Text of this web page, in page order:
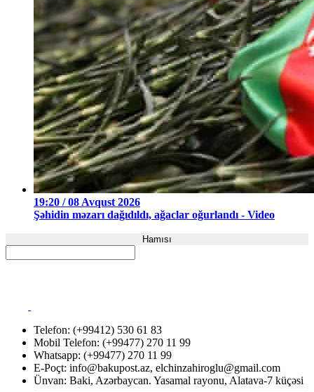
19:20 / 08 Avqust 2026
Şəhidin məzarı dağıdıldı, ağaclar oğurlandı - Video
Hamısı
Telefon: (+99412) 530 61 83
Mobil Telefon: (+99477) 270 11 99
Whatsapp: (+99477) 270 11 99
E-Poçt: info@bakupost.az, elchinzahiroglu@gmail.com
Ünvan: Baki, Azərbaycan. Yasamal rayonu, Alatava-7 küçəsi